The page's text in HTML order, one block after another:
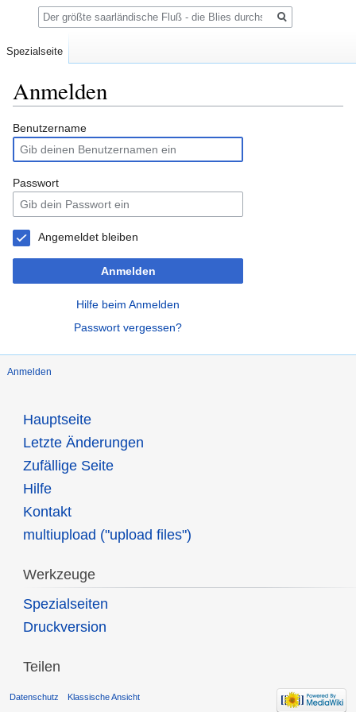
Anmelden
Zur
Navigation
springen
Zur
Suche
springen
Benutzername
Passwort
Angemeldet bleiben
Anmelden
Hilfe beim Anmelden
Passwort vergessen?
Anmelden
Spezialseite
Suche
Hauptseite
Letzte Änderungen
Zufällige Seite
Hilfe
Kontakt
multiupload ("upload files")
Werkzeuge
Spezialseiten
Druckversion
Teilen
Datenschutz Klassische Ansicht